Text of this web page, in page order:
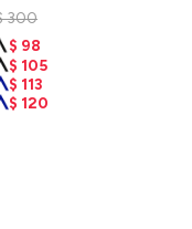
300
$ 98
$ 105
$ 113
$ 120